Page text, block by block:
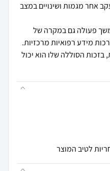
אחר מגמות ושינויים במצב
פעולה גם במקרה של
הסוללה שלו הוא יכול